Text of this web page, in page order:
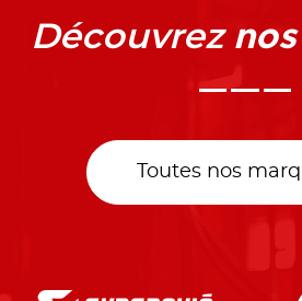
Découvrez
Toutes nos